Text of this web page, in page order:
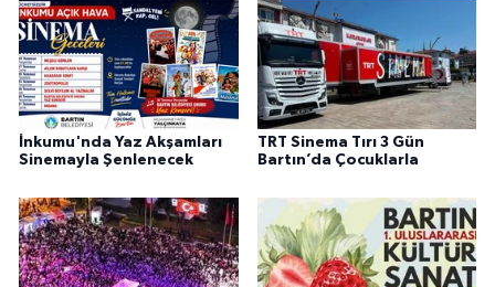
İnkumu'nda Yaz Akşamları
Sinemayla Şenlenecek
TRT Sinema Tırı 3 Gün
Bartın’da Çocuklarla